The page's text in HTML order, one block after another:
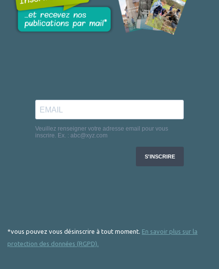
*vous pouvez vous désinscrire à tout moment. En savoir plus sur la
protection des données (RGPD).